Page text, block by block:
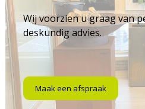
Wij voorzien u graag van
deskundig advies.
Maak een afspraak